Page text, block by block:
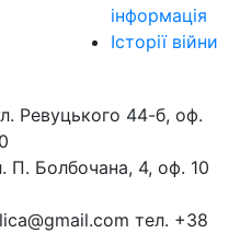
інформація
Історії війни
Ревуцького 44-б, оф.
П. Болбочана, 4, оф. 10
тел. +38